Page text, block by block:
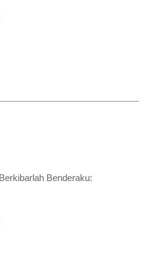
Benderaku: